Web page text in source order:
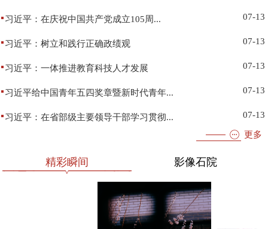
习近平：在庆祝中国共产党成立105周... 07-13
习近平：树立和践行正确政绩观 07-13
习近平：一体推进教育科技人才发展 07-13
习近平给中国青年五四奖章暨新时代青年... 07-13
习近平：在省部级主要领导干部学习贯彻... 07-13
更多
精彩瞬间 影像石院